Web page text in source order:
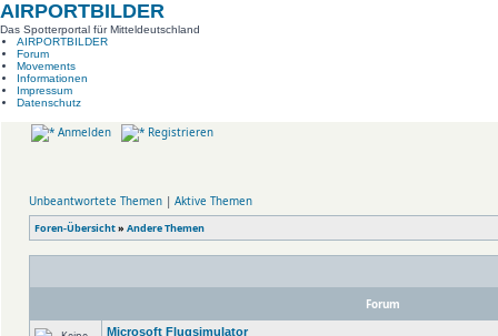
AIRPORTBILDER
Das Spotterportal für Mitteldeutschland
AIRPORTBILDER
Forum
Movements
Informationen
Impressum
Datenschutz
Anmelden Registrieren
Unbeantwortete Themen | Aktive Themen
Foren-Übersicht» Andere Themen
Forum
Microsoft Flugsimulator